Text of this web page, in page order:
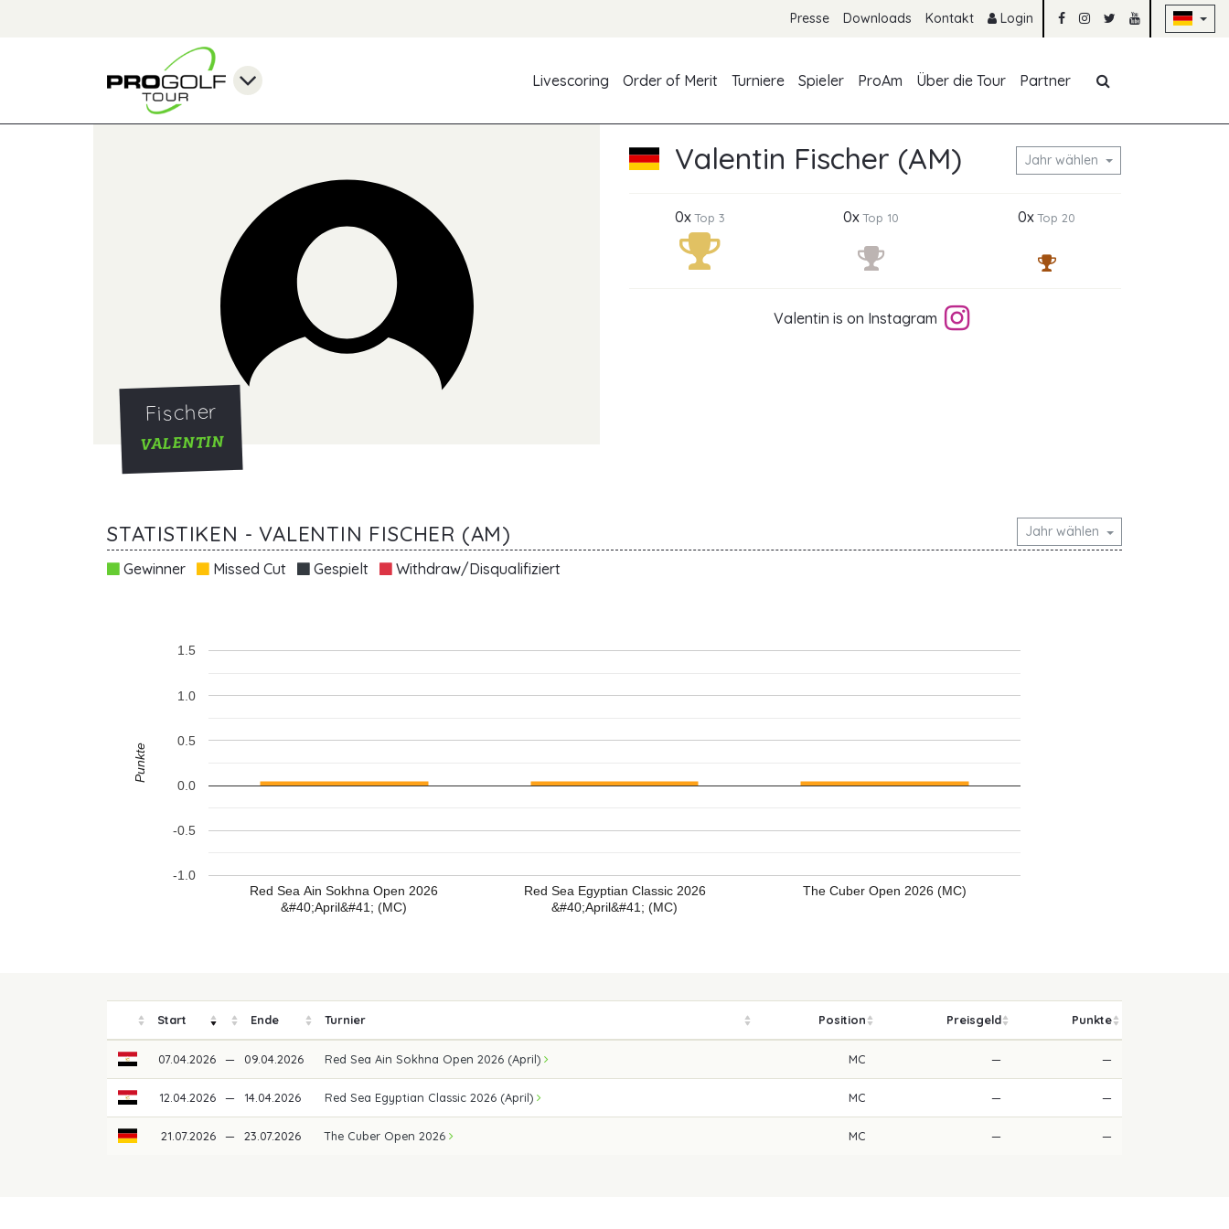
Presse Downloads Kontakt Login
Livescoring
Order of Merit Turniere Spieler ProAm Über die Tour Partner
Fischer
VALENTIN
Valentin Fischer (AM) Jahr wählen
0xTop 3 0xTop 10 0xTop 20
Valentin is on Instagram
STATISTIKEN - VALENTIN FISCHER (AM) Jahr wählen
Gewinner Missed Cut Gespielt Withdraw/Disqualifiziert
Red Sea Ain Sokhna Open 2026
&#40;April&#41; (MC)
Red Sea Egyptian Classic 2026
&#40;April&#41; (MC)
The Cuber Open 2026 (MC)
-1.0
-0.5
0.0
0.5
1.0
1.5
Punkte
Start Ende Turnier Position Preisgeld Punkte
07.04.2026 — 09.04.2026 Red Sea Ain Sokhna Open 2026 (April) MC — —
12.04.2026 — 14.04.2026 Red Sea Egyptian Classic 2026 (April) MC — —
21.07.2026 — 23.07.2026 The Cuber Open 2026 MC — —